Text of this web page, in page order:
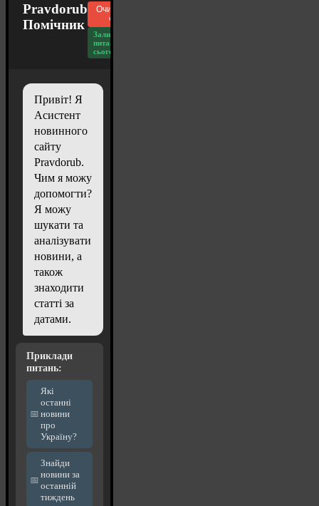
Pravdorub
Помічник
Очистити
чат
Залишилось
питань
сьогодні: 20
Привіт! Я
Асистент
новинного
сайту
Pravdorub.
Чим я можу
допомогти?
Я можу
шукати та
аналізувати
новини, а
також
знаходити
статті за
датами.
Приклади
питань:
Які
останні
новини
про
Україну?
Знайди
новини за
останній
тиждень